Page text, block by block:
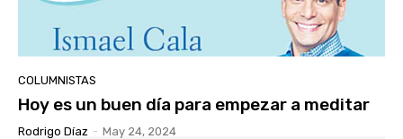
COLUMNISTAS
Hoy es un buen día para empezar a meditar
Rodrigo Díaz - May 24, 2024